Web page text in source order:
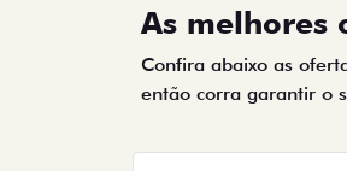
As melhores
Confira abaixo as
então corra garantir o